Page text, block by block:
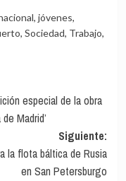
, jóvenes,
, Sociedad, Trabajo,
especial de la obra
Madrid’
Siguiente:
la flota báltica de Rusia
en San Petersburgo